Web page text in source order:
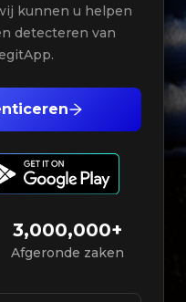
3,000,000+
Afgeronde zaken
kunnen u helpen
detecteren van